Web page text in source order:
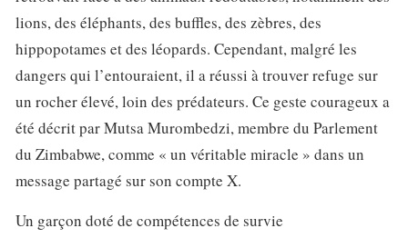
lions, des éléphants, des buffles, des zèbres, des
hippopotames et des léopards. Cependant, malgré les
dangers qui l’entouraient, il a réussi à trouver refuge sur
un rocher élevé, loin des prédateurs. Ce geste courageux a
été décrit par Mutsa Murombedzi, membre du Parlement
du Zimbabwe, comme « un véritable miracle » dans un
message partagé sur son compte X.
Un garçon doté de compétences de survie